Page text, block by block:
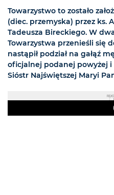
Towarzystwo to zostało
(diec. przemyska) przez ks.
Tadeusza Bireckiego. W
Towarzystwa przenieśli się
nastąpił podział na gałąź
oficjalnej podanej powyżej
Sióstr Najświętszej Maryi